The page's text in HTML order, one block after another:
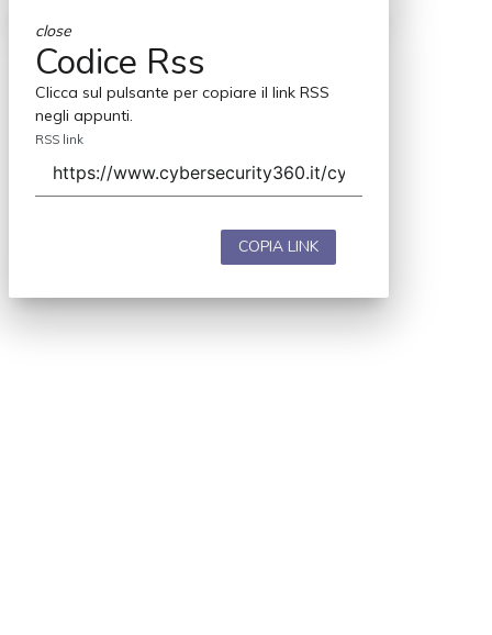
close
Codice Rss
Clicca sul pulsante per copiare il link RSS
negli appunti.
RSS link
COPIA LINK